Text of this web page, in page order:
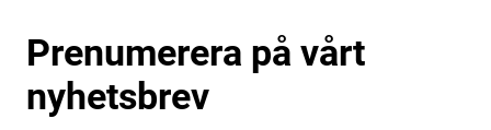
Prenumerera på vårt
nyhetsbrev